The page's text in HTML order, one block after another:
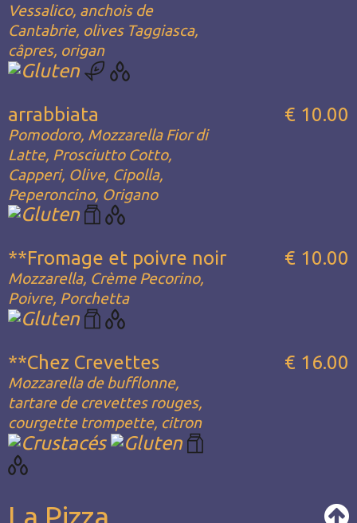
Vessalico, anchois de
Cantabrie, olives Taggiasca,
câpres, origan
arrabbiata
Pomodoro, Mozzarella Fior di
Latte, Prosciutto Cotto,
Capperi, Olive, Cipolla,
Peperoncino, Origano
€ 10.00
**Fromage et poivre noir
Mozzarella, Crème Pecorino,
Poivre, Porchetta
€ 10.00
**Chez Crevettes
Mozzarella de bufflonne,
tartare de crevettes rouges,
courgette trompette, citron
€ 16.00
La Pizza...